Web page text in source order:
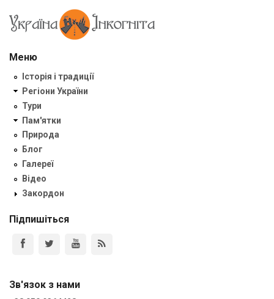
Меню
Історія і традиції
Регіони України
Тури
Пам'ятки
Природа
Блог
Галереї
Відео
Закордон
Підпишіться
Зв'язок з нами